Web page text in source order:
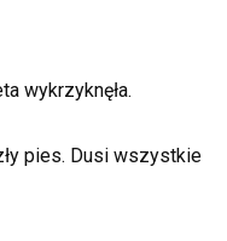
wykrzyknęła.
pies. Dusi wszystkie